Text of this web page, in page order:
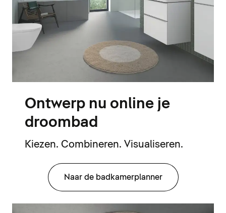
Ontwerp nu online je
droombad
Kiezen. Combineren. Visualiseren.
Naar de badkamerplanner